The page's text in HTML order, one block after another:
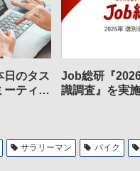
日のタス
ーティン
Job総研『2026
識調査』を実
サラリーマン バイク